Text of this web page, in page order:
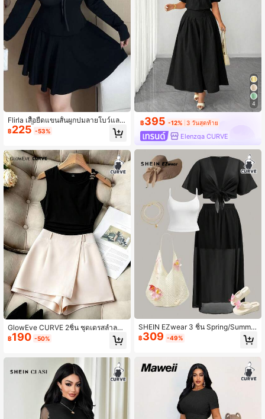
Flirla เสื้อยืดแขนสั้นผูกปมลายโบว์และ
ลูกไม้, เสื้อครอปแขนยาวเข้ารูปทรงสลิ
ม, ใส่คู่กับกระโปรง, เอวยางยืด
฿225 -53%
GlowEve CURVE 2ชิ้น ชุดเดรสลำลอง
หรูหราสีดำและแอปริคอทขนาดใหญ่ เห
มาะสำหรับฤดูใบไม้ผลิ ฤดูร้อน ฤดูใบไม้
฿190 -50%
4
฿395 -12% 3 วันสุดท้าย
Elenzga CURVE
SHEIN EZwear 3 ชิ้น Spring/Summe
r New Casual Sheer Chiffon Flowy
Ruffle Sleeve Crop Top, High Waist
ist Wide Leg High Slit Maxi Skirt, สี
ดำ, Plus Size
฿309 -49%